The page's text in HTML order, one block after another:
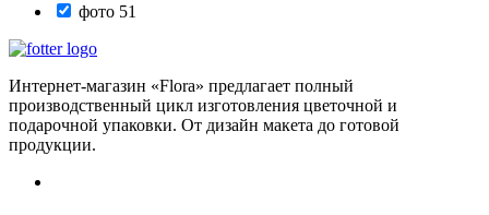
фото 51
Интернет-магазин «Flora» предлагает полный
производственный цикл изготовления цветочной и
подарочной упаковки. От дизайн макета до готовой
продукции.